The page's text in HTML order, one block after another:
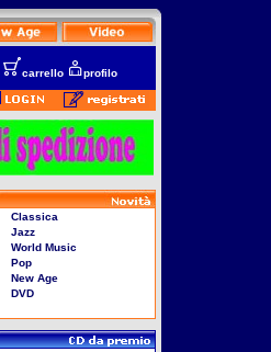
carrello profilo
Classica
Jazz
World Music
Pop
New Age
DVD